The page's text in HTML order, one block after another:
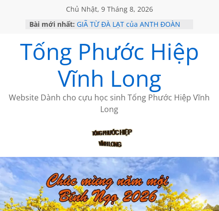
Chủ Nhật, 9 Tháng 8, 2026
Bài mới nhất: GIÃ TỪ ĐÀ LẠT của ANTH ĐOÀN
KHÔNG ĐỀ 20 CỦA THÁI LÃO
KHÔNG ĐỀ 19 CỦA THÁI LÃO
CHÙM THƠ CỦA BÍCH HÀ
Tống Phước Hiệp
Vĩnh Long
Website Dành cho cựu học sinh Tống Phước Hiệp Vĩnh
Long